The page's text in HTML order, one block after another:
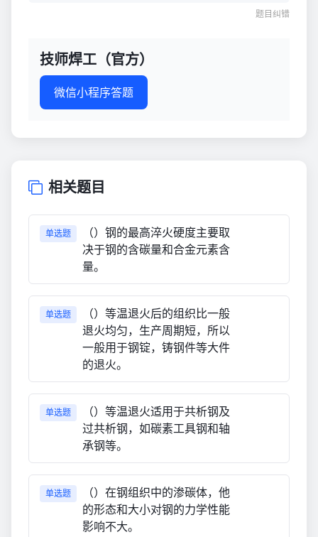
题目纠错
技师焊工（官方）
微信小程序答题
相关题目
单选题
（）钢的最高淬火硬度主要取
决于钢的含碳量和合金元素含
量。
单选题
（）等温退火后的组织比一般
退火均匀，生产周期短，所以
一般用于钢锭，铸钢件等大件
的退火。
单选题
（）等温退火适用于共析钢及
过共析钢，如碳素工具钢和轴
承钢等。
单选题
（）在钢组织中的渗碳体，他
的形态和大小对钢的力学性能
影响不大。